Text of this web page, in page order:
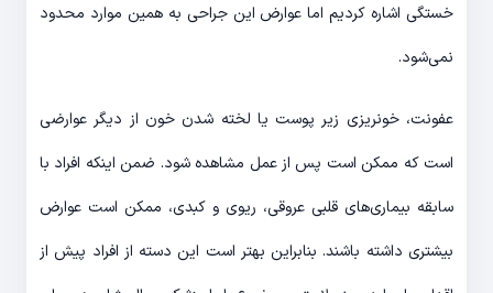
خستگی اشاره کردیم اما عوارض این جراحی به همین موارد محدود
نمی‌شود.
عفونت، خونریزی زیر پوست یا لخته شدن خون از دیگر عوارضی
است که ممکن است پس از عمل مشاهده شود. ضمن اینکه افراد با
سابقه بیماری‌های قلبی عروقی، ریوی و کبدی، ممکن است عوارض
بیشتری داشته باشند. بنابراین بهتر است این دسته از افراد پیش از